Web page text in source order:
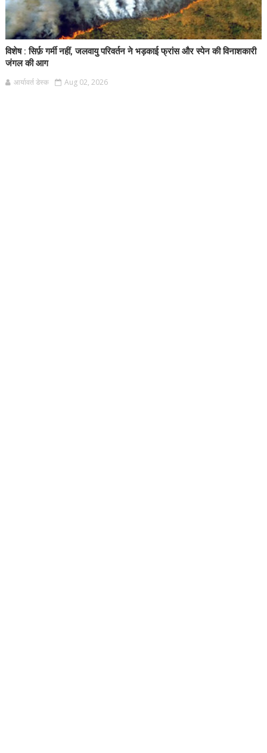
विशेष : सिर्फ़ गर्मी नहीं, जलवायु परिवर्तन ने भड़काई फ्रांस और स्पेन की विनाशकारी
जंगल की आग
आर्यावर्त डेस्क Aug 02, 2026